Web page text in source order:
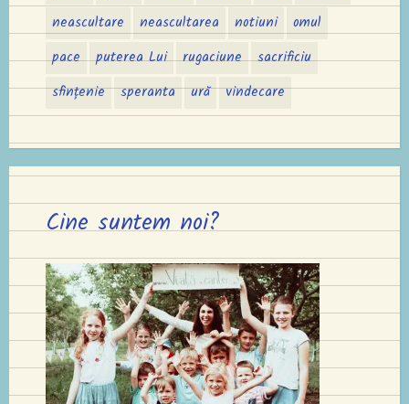
neascultare
neascultarea notiuni
omul
pace
puterea Lui rugaciune
sacrificiu
sfințenie
speranta ură vindecare
Cine suntem noi?